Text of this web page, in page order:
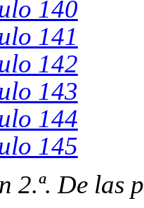
140
141
142
143
144
145
2.ª. De las